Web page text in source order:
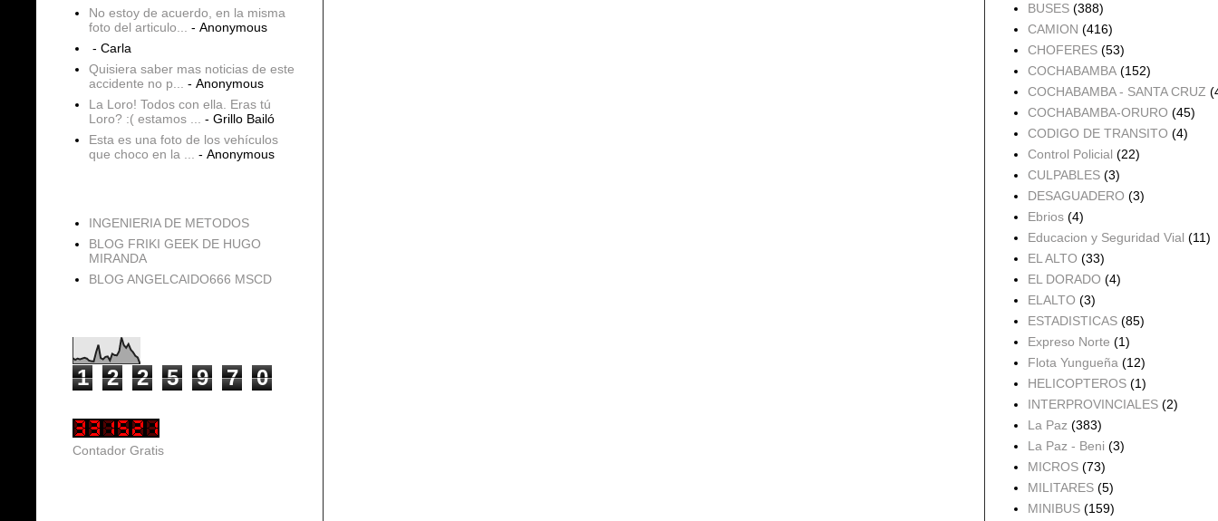
No estoy de acuerdo, en la misma
foto del articulo...
- Anonymous
- Carla
Quisiera saber mas noticias de este
accidente no p...
- Anonymous
La Loro! Todos con ella. Eras tú
Loro? :( estamos ...
- Grillo Bailó
Esta es una foto de los vehículos
que choco en la ...
- Anonymous
INGENIERIA DE METODOS
BLOG FRIKI GEEK DE HUGO
MIRANDA
BLOG ANGELCAIDO666 MSCD
1 2 2 5 9 7 0
Contador Gratis
BUSES (388)
CAMION (416)
CHOFERES (53)
COCHABAMBA (152)
COCHABAMBA - SANTA CRUZ
COCHABAMBA-ORURO (45)
CODIGO DE TRANSITO (4)
Control Policial (22)
CULPABLES (3)
DESAGUADERO (3)
Ebrios (4)
Educacion y Seguridad Vial (11)
EL ALTO (33)
EL DORADO (4)
ELALTO (3)
ESTADISTICAS (85)
Expreso Norte (1)
Flota Yungueña (12)
HELICOPTEROS (1)
INTERPROVINCIALES (2)
La Paz (383)
La Paz - Beni (3)
MICROS (73)
MILITARES (5)
MINIBUS (159)